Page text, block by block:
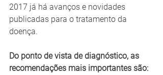
2017 já há avanços e novidades
publicadas para o tratamento da
doença.
Do ponto de vista de diagnóstico, as
recomendações mais importantes são: